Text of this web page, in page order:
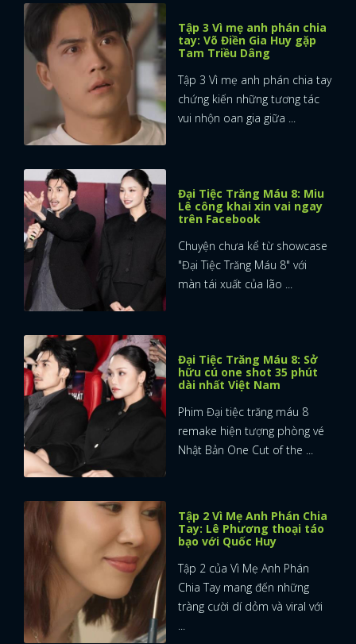
Tập 3 Vì mẹ anh phán chia
tay: Võ Điền Gia Huy gặp
Tam Triều Dâng
Tập 3 Vì mẹ anh phán chia tay
chứng kiến những tương tác
vui nhộn oan gia giữa ...
Đại Tiệc Trăng Máu 8: Miu
Lê công khai xin vai ngay
trên Facebook
Chuyện chưa kể từ showcase
"Đại Tiệc Trăng Máu 8" với
màn tái xuất của lão ...
Đại Tiệc Trăng Máu 8: Sở
hữu cú one shot 35 phút
dài nhất Việt Nam
Phim Đại tiệc trăng máu 8
remake hiện tượng phòng vé
Nhật Bản One Cut of the ...
Tập 2 Vì Mẹ Anh Phán Chia
Tay: Lê Phương thoại táo
bạo với Quốc Huy
Tập 2 của Vì Mẹ Anh Phán
Chia Tay mang đến những
tràng cười dí dỏm và viral với